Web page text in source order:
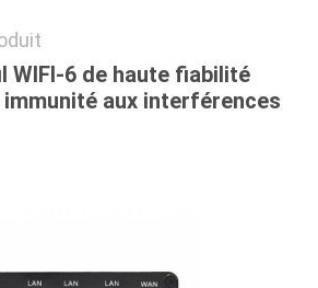
WIFI-6 de haute fiabilité
immunité aux interférences